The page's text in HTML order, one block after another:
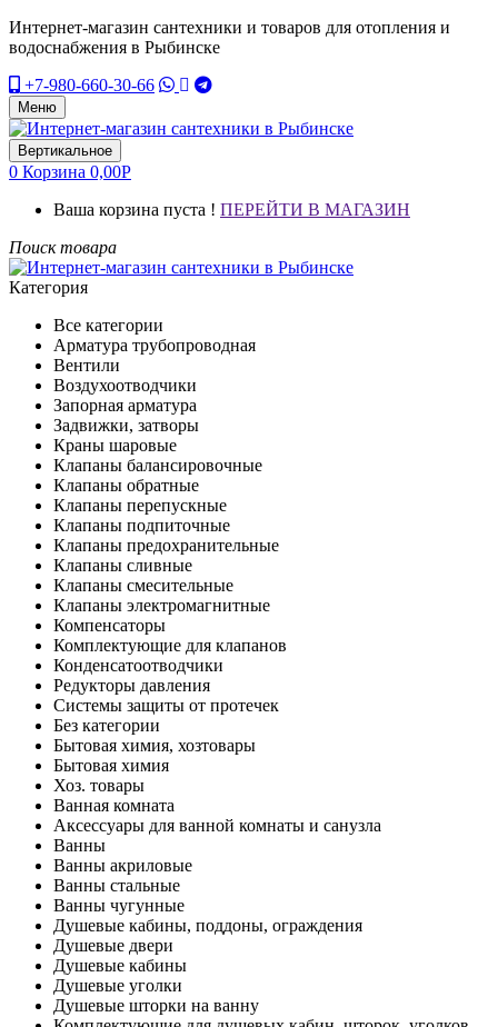
Интернет-магазин сантехники и товаров для отопления и
водоснабжения в Рыбинске
+7-980-660-30-66
Меню
Вертикальное
0 Корзина 0,00Р
Ваша корзина пуста ! ПЕРЕЙТИ В МАГАЗИН
Поиск товара
Категория
Все категории
Арматура трубопроводная
Вентили
Воздухоотводчики
Запорная арматура
Задвижки, затворы
Краны шаровые
Клапаны балансировочные
Клапаны обратные
Клапаны перепускные
Клапаны подпиточные
Клапаны предохранительные
Клапаны сливные
Клапаны смесительные
Клапаны электромагнитные
Компенсаторы
Комплектующие для клапанов
Конденсатоотводчики
Редукторы давления
Системы защиты от протечек
Без категории
Бытовая химия, хозтовары
Бытовая химия
Хоз. товары
Ванная комната
Аксессуары для ванной комнаты и санузла
Ванны
Ванны акриловые
Ванны стальные
Ванны чугунные
Душевые кабины, поддоны, ограждения
Душевые двери
Душевые кабины
Душевые уголки
Душевые шторки на ванну